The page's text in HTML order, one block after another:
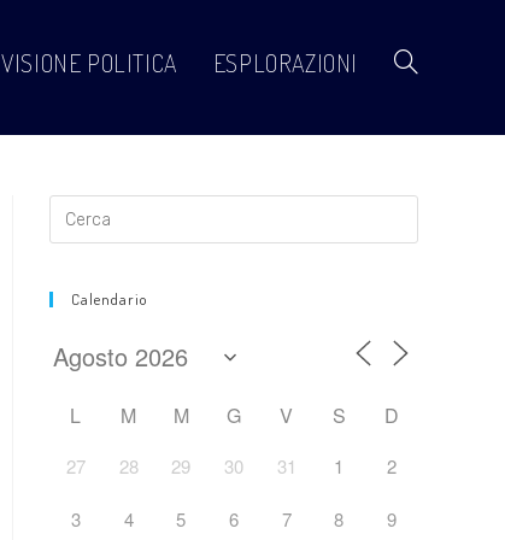
VISIONE POLITICA ESPLORAZIONI Attiva/disattiva
sul
sito
Calendario
L M M G V S D
27 28 29 30 31 1 2
3 4 5 6 7 8 9